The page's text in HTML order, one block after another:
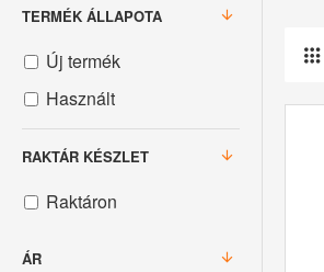
ÁR
TERMÉK ÁLLAPOTA
Új termék
Használt
RAKTÁR KÉSZLET
Raktáron